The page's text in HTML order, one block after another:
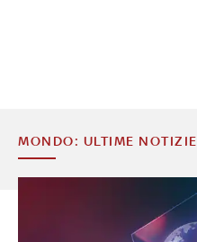
MONDO: ULTIME NOTIZIE